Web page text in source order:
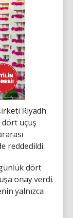
Riyadh
uçuş
reddedildi.
dört
onay verdi.
yalnızca